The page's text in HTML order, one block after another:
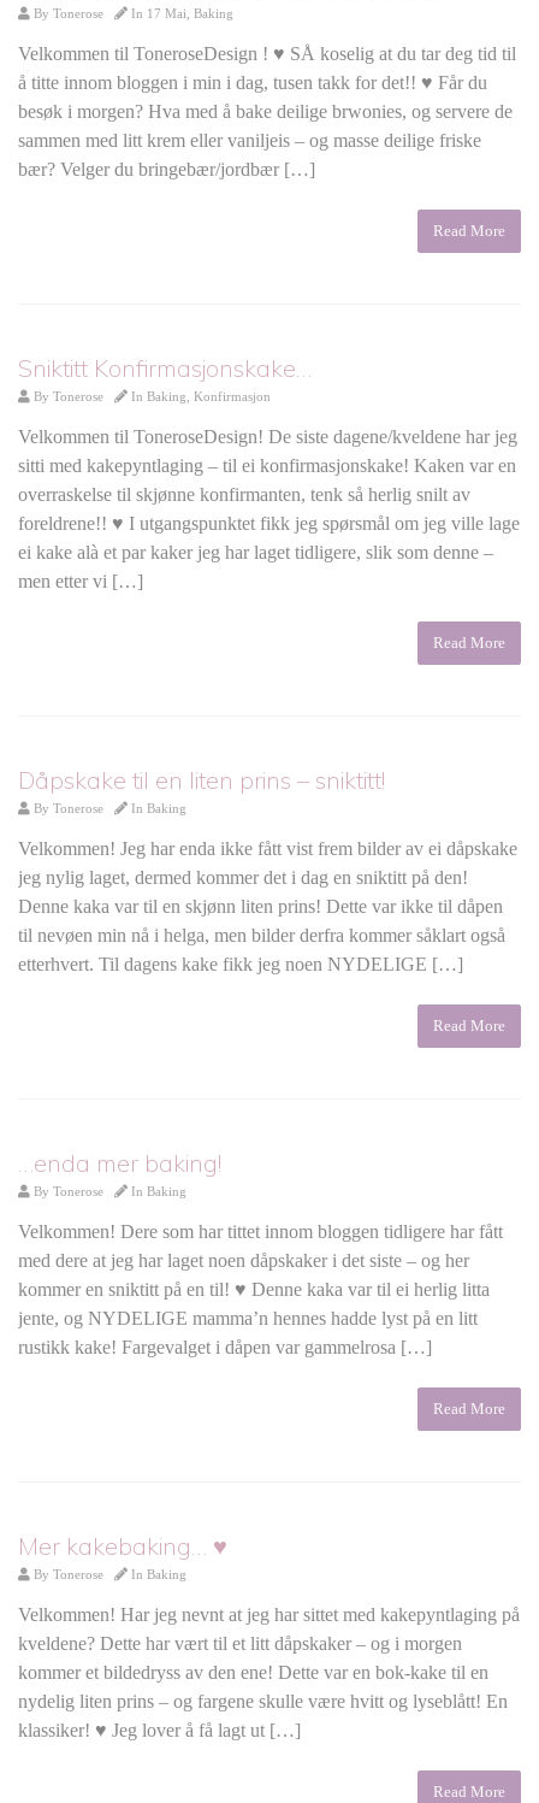
By Tonerose In 17 Mai Baking
Velkommen til ToneroseDesign ! ♥ SÅ koselig at du tar deg tid til
å titte innom bloggen i min i dag, tusen takk for det!! ♥ Får du
besøk i morgen? Hva med å bake deilige brwonies, og servere de
sammen med litt krem eller vaniljeis – og masse deilige friske
bær? Velger du bringebær/jordbær […]
Read More
Sniktitt Konfirmasjonskake…
By Tonerose In Baking Konfirmasjon
Velkommen til ToneroseDesign! De siste dagene/kveldene har jeg
sitti med kakepyntlaging – til ei konfirmasjonskake! Kaken var en
overraskelse til skjønne konfirmanten, tenk så herlig snilt av
foreldrene!! ♥ I utgangspunktet fikk jeg spørsmål om jeg ville lage
ei kake alà et par kaker jeg har laget tidligere, slik som denne –
men etter vi […]
Read More
Dåpskake til en liten prins – sniktitt!
By Tonerose In Baking
Velkommen! Jeg har enda ikke fått vist frem bilder av ei dåpskake
jeg nylig laget, dermed kommer det i dag en sniktitt på den!
Denne kaka var til en skjønn liten prins! Dette var ikke til dåpen
til nevøen min nå i helga, men bilder derfra kommer såklart også
etterhvert. Til dagens kake fikk jeg noen NYDELIGE […]
Read More
…enda mer baking!
By Tonerose In Baking
Velkommen! Dere som har tittet innom bloggen tidligere har fått
med dere at jeg har laget noen dåpskaker i det siste – og her
kommer en sniktitt på en til! ♥ Denne kaka var til ei herlig litta
jente, og NYDELIGE mamma’n hennes hadde lyst på en litt
rustikk kake! Fargevalget i dåpen var gammelrosa […]
Read More
Mer kakebaking… ♥
By Tonerose In Baking
Velkommen! Har jeg nevnt at jeg har sittet med kakepyntlaging på
kveldene? Dette har vært til et litt dåpskaker – og i morgen
kommer et bildedryss av den ene! Dette var en bok-kake til en
nydelig liten prins – og fargene skulle være hvitt og lyseblått! En
klassiker! ♥ Jeg lover å få lagt ut […]
Read More